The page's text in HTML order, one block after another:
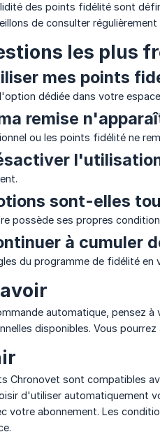
des points fidélité sont
de consulter
les plus
mes points
dédiée dans votre
remise
ou les points fidélité ne
sont-elles
possède ses propres
à cumuler
du programme de fidélité en
automatique, pensez
disponibles. Vous
Chronovet sont compatibles
d'utiliser automatiquement
votre abonnement. Les